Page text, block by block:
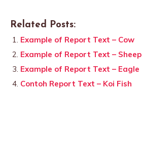
Related Posts:
Example of Report Text – Cow
Example of Report Text – Sheep
Example of Report Text – Eagle
Contoh Report Text – Koi Fish